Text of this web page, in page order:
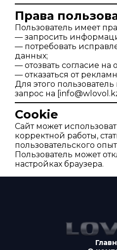
Права
Пользователь имеет
— запросить
— потребовать
данных;
— отозвать согласие на
— отказаться от
Для этого
запрос на
Cookie
Сайт может
корректной работы,
пользовательского
Пользователь может
настройках браузера.